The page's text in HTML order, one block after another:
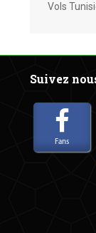
Vols
Suivez
Fans